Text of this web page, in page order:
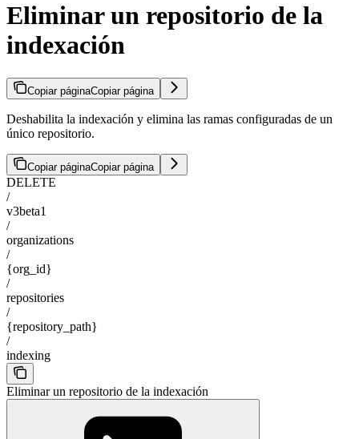
Eliminar un repositorio de la
indexación
Copiar páginaCopiar página
Deshabilita la indexación y elimina las ramas configuradas de un
único repositorio.
Copiar páginaCopiar página
DELETE
/
v3beta1
/
organizations
/
{org_id}
/
repositories
/
{repository_path}
/
indexing
Eliminar un repositorio de la indexación